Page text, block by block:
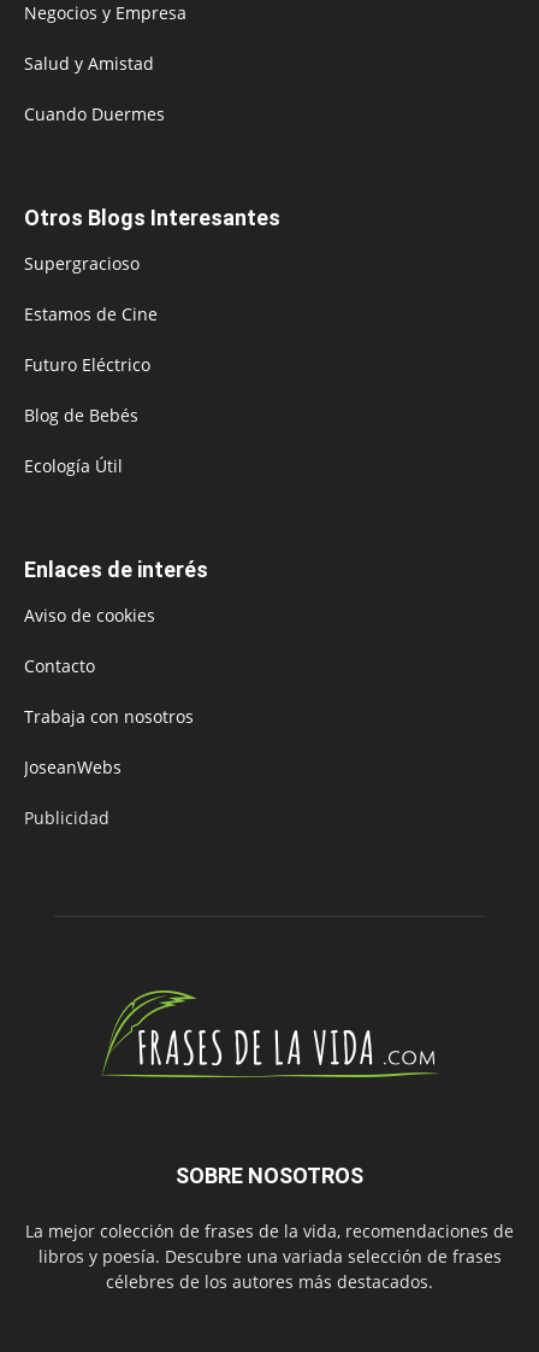
Negocios y Empresa
Salud y Amistad
Cuando Duermes
Otros Blogs Interesantes
Supergracioso
Estamos de Cine
Futuro Eléctrico
Blog de Bebés
Ecología Útil
Enlaces de interés
Aviso de cookies
Contacto
Trabaja con nosotros
JoseanWebs
Publicidad
SOBRE NOSOTROS
La mejor colección de frases de la vida, recomendaciones de
libros y poesía. Descubre una variada selección de frases
célebres de los autores más destacados.